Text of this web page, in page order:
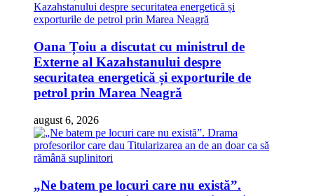
Oana Țoiu a discutat cu ministrul de
Externe al Kazahstanului despre
securitatea energetică și exporturile de
petrol prin Marea Neagră
august 6, 2026
„Ne batem pe locuri care nu există”.